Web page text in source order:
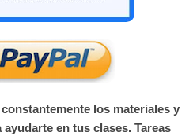
los materiales y
en tus clases. Tareas